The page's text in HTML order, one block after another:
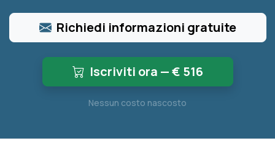
Richiedi informazioni gratuite
Iscriviti ora — € 516
Nessun costo nascosto